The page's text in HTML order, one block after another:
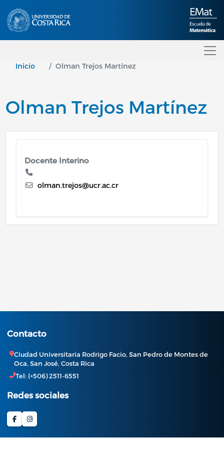
Inicio Olman Trejos Martínez
Olman Trejos Martínez
Docente Interino
olman.trejos@ucr.ac.cr
Contacto
Ciudad Universitaria Rodrigo Facio, San Pedro de Montes de
Oca, San José, Costa Rica
Tel: (+506) 2511-6551
Redes sociales